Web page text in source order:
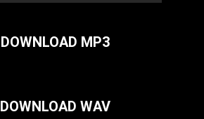
DOWNLOAD MP3
DOWNLOAD WAV